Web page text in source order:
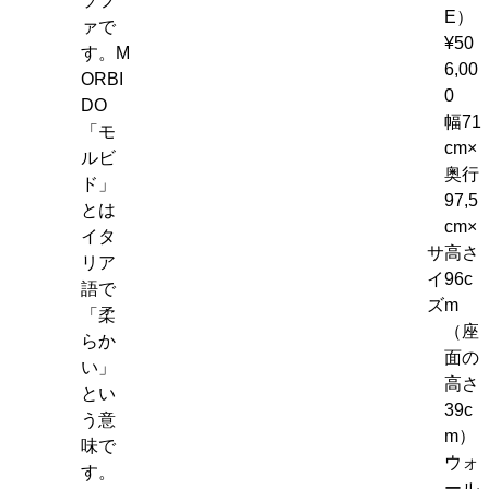
ァで
す。M
ORBI
DO
「モ
ルビ
ド」
とは
イタ
リア
語で
「柔
らか
い」
とい
う意
味で
す。
E）
¥50
6,00
0
サ
イ
ズ
幅71
cm×
奥行
97,5
cm×
高さ
96c
m
（座
面の
高さ
39c
m）
ウォ